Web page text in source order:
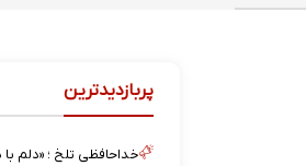
پربازدیدترین
خداحافظی تلخ ؛ «دلم